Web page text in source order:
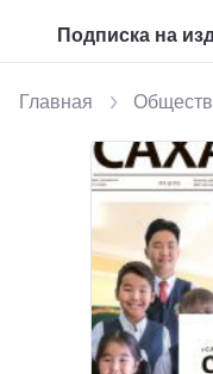
Подписка на
Главная